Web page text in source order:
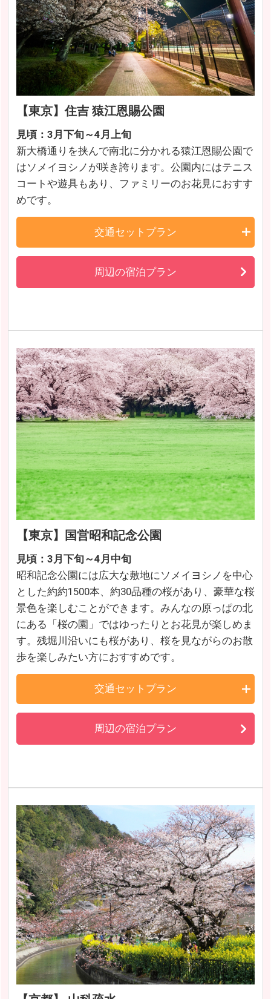
【東京】住吉 猿江恩賜公園
見頃：3月下旬～4月上旬
新大橋通りを挟んで南北に分かれる猿江恩賜公園で
はソメイヨシノが咲き誇ります。公園内にはテニス
コートや遊具もあり、ファミリーのお花見におすす
めです。
交通セットプラン
周辺の宿泊プラン
【東京】国営昭和記念公園
見頃：3月下旬～4月中旬
昭和記念公園には広大な敷地にソメイヨシノを中心
とした約約1500本、約30品種の桜があり、豪華な桜
景色を楽しむことができます。みんなの原っぱの北
にある「桜の園」ではゆったりとお花見が楽しめま
す。残堀川沿いにも桜があり、桜を見ながらのお散
歩を楽しみたい方におすすめです。
交通セットプラン
周辺の宿泊プラン